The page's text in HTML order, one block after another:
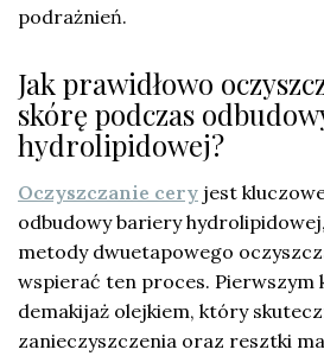
podrażnień.
Jak prawidłowo
skórę podczas
hydrolipidowej?
Oczyszczanie cery jest
odbudowy bariery
metody dwuetapowego
wspierać ten proces. Pierwszym
demakijaż olejkiem, który
zanieczyszczenia oraz resztki